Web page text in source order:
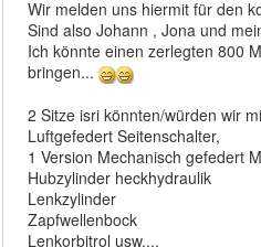
Wir melden uns hiermit für den
Sind also Johann , Jona und
Ich könnte einen zerlegten 800
bringen...
2 Sitze isri könnten/würden wir
Luftgefedert Seitenschalter,
1 Version Mechanisch gefedert
Hubzylinder heckhydraulik
Lenkzylinder
Zapfwellenbock
Lenkorbitrol usw....